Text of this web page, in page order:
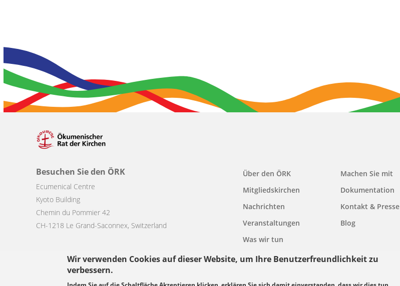
Wir verwenden Cookies auf dieser Website, um Ihre Benutzerfreundlichkeit zu
verbessern.
Besuchen Sie den ÖRK
Ecumenical Centre
Kyoto Building
Chemin du Pommier 42
CH-1218 Le Grand-Saconnex, Switzerland
Main
navigation
Über den ÖRK
Mitgliedskirchen
Nachrichten
Veranstaltungen
Was wir tun
Machen Sie mit
Dokumentation
Kontakt & Presse
Blog
© Copyright WCC 2026 Bedingungen für die Nutzung Datenschutzgrundsätze